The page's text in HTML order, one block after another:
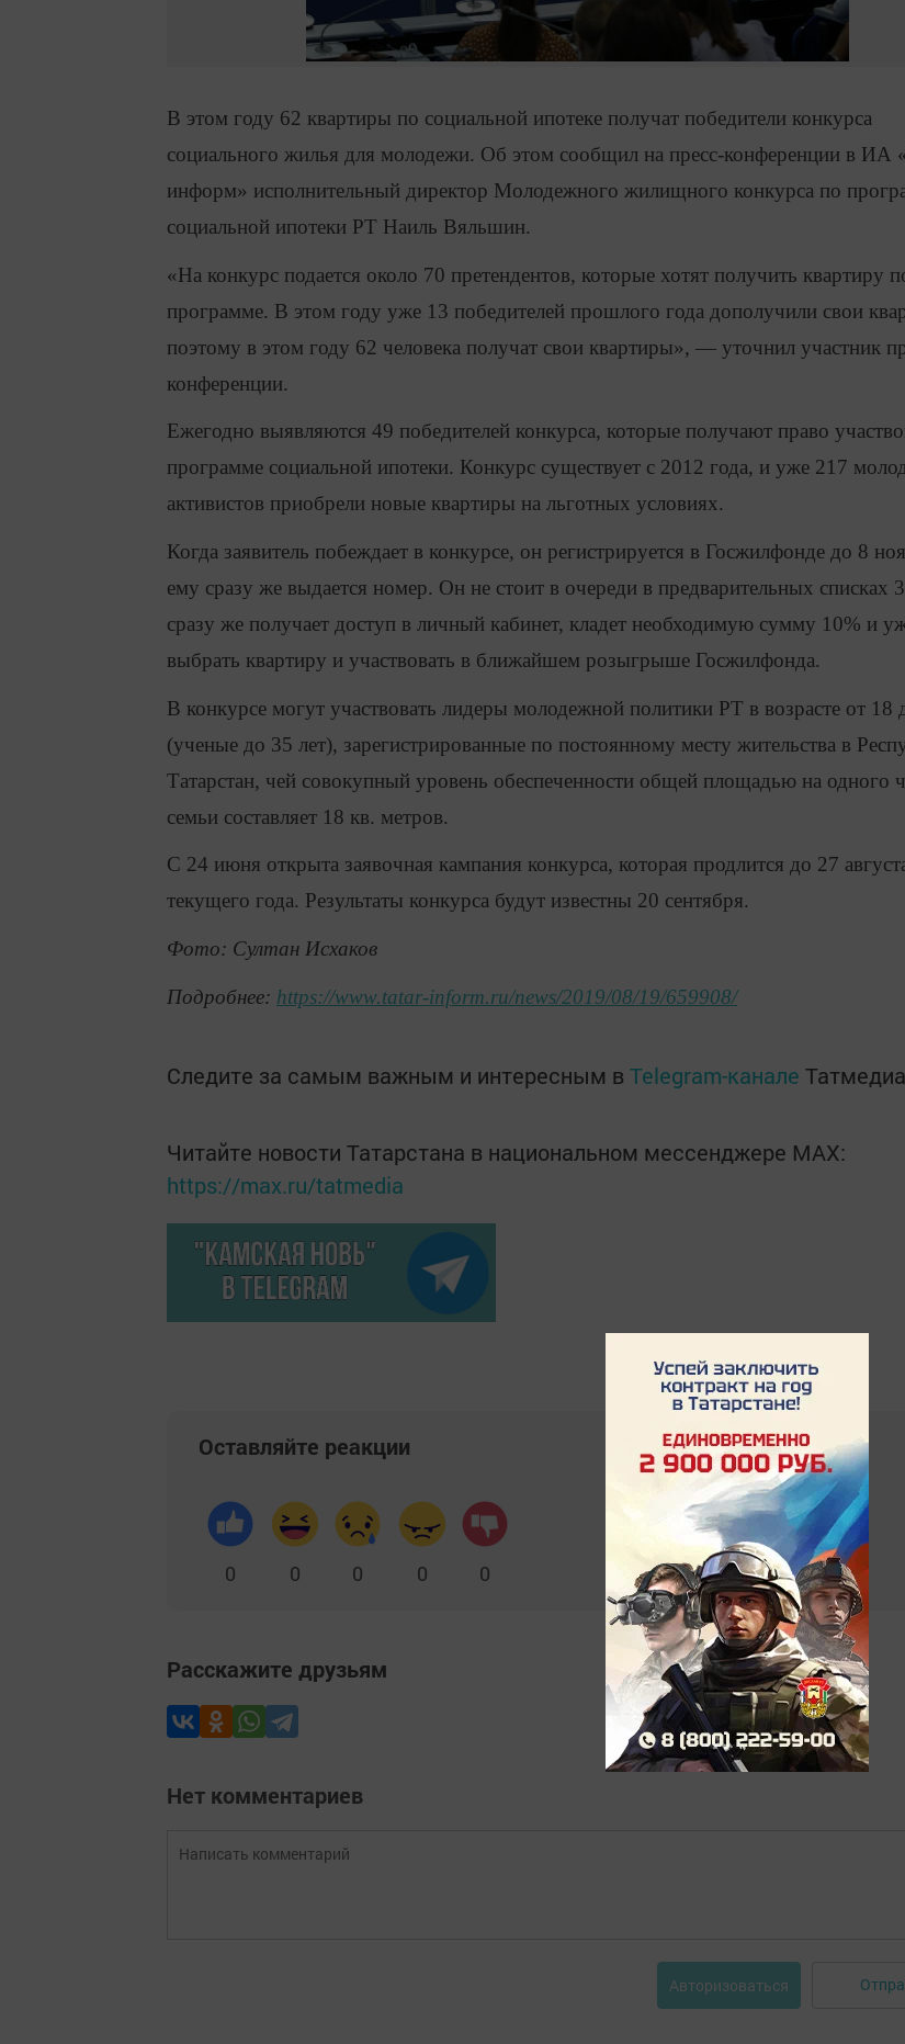
В этом году 62 квартиры по социальной ипотеке получат победители конкурса
социального жилья для молодежи. Об этом сообщил на пресс-конференции в ИА
информ» исполнительный директор Молодежного жилищного конкурса по
социальной ипотеки РТ Наиль Вяльшин.
«На конкурс подается около 70 претендентов, которые хотят получить квартиру
программе. В этом году уже 13 победителей прошлого года дополучили свои
поэтому в этом году 62 человека получат свои квартиры», — уточнил участник
конференции.
Ежегодно выявляются 49 победителей конкурса, которые получают право
программе социальной ипотеки. Конкурс существует с 2012 года, и уже 217
активистов приобрели новые квартиры на льготных условиях.
Когда заявитель побеждает в конкурсе, он регистрируется в Госжилфонде до 8
ему сразу же выдается номер. Он не стоит в очереди в предварительных списках
сразу же получает доступ в личный кабинет, кладет необходимую сумму 10% и
выбрать квартиру и участвовать в ближайшем розыгрыше Госжилфонда.
В конкурсе могут участвовать лидеры молодежной политики РТ в возрасте от 18
(ученые до 35 лет), зарегистрированные по постоянному месту жительства в
Татарстан, чей совокупный уровень обеспеченности общей площадью на одного
семьи составляет 18 кв. метров.
С 24 июня открыта заявочная кампания конкурса, которая продлится до 27
текущего года. Результаты конкурса будут известны 20 сентября.
Фото: Султан Исхаков
Подробнее: https://www.tatar-inform.ru/news/2019/08/19/659908/
Следите за самым важным и интересным в Telegram-канале Татмедиа
Читайте новости Татарстана в национальном мессенджере MАХ:
https://max.ru/tatmedia
Оставляйте реакции
0 0 0 0 0
Расскажите друзьям
Нет комментариев
Авторизоваться